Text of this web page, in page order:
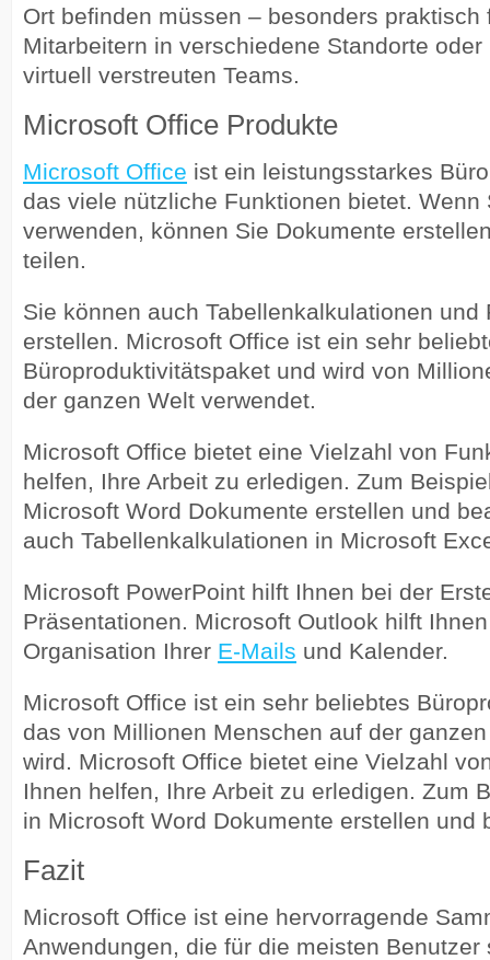
Ort befinden müssen – besonders praktisch
Mitarbeitern in verschiedene Standorte
virtuell verstreuten Teams.
Microsoft Office Produkte
Microsoft Office ist ein leistungsstarkes
das viele nützliche Funktionen bietet. Wenn
verwenden, können Sie Dokumente
teilen.
Sie können auch Tabellenkalkulationen und
erstellen. Microsoft Office ist ein sehr
Büroproduktivitätspaket und wird von
der ganzen Welt verwendet.
Microsoft Office bietet eine Vielzahl von
helfen, Ihre Arbeit zu erledigen. Zum
Microsoft Word Dokumente erstellen und
auch Tabellenkalkulationen in Microsoft
Microsoft PowerPoint hilft Ihnen bei der
Präsentationen. Microsoft Outlook hilft
Organisation Ihrer E-Mails und Kalender.
Microsoft Office ist ein sehr beliebtes
das von Millionen Menschen auf der
wird. Microsoft Office bietet eine Vielzahl
Ihnen helfen, Ihre Arbeit zu erledigen. Zum
in Microsoft Word Dokumente erstellen und
Fazit
Microsoft Office ist eine hervorragende
Anwendungen, die für die meisten